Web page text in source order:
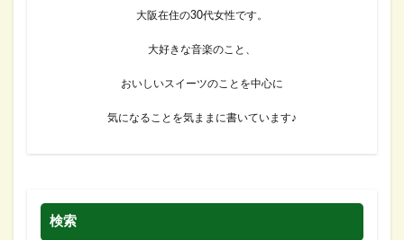
大阪在住の30代女性です。
大好きな音楽のこと、
おいしいスイーツのことを中心に
気になることを気ままに書いています♪
検索